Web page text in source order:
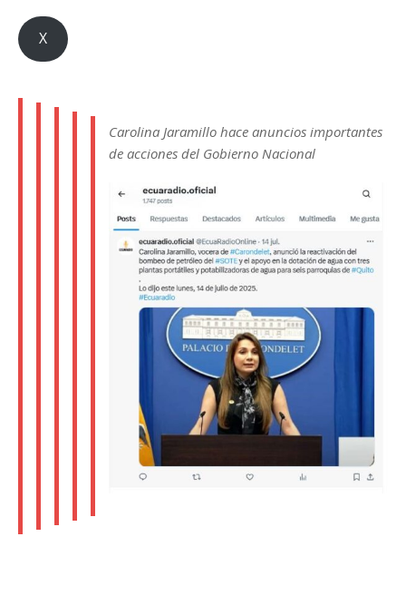
X
Carolina Jaramillo hace anuncios importantes
de acciones del Gobierno Nacional